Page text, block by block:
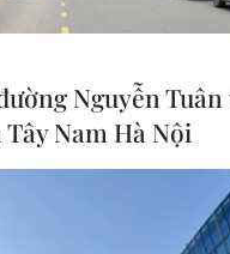
chính sách ký
hưởng tới hàng
Nguyễn
Nam Hà Nội